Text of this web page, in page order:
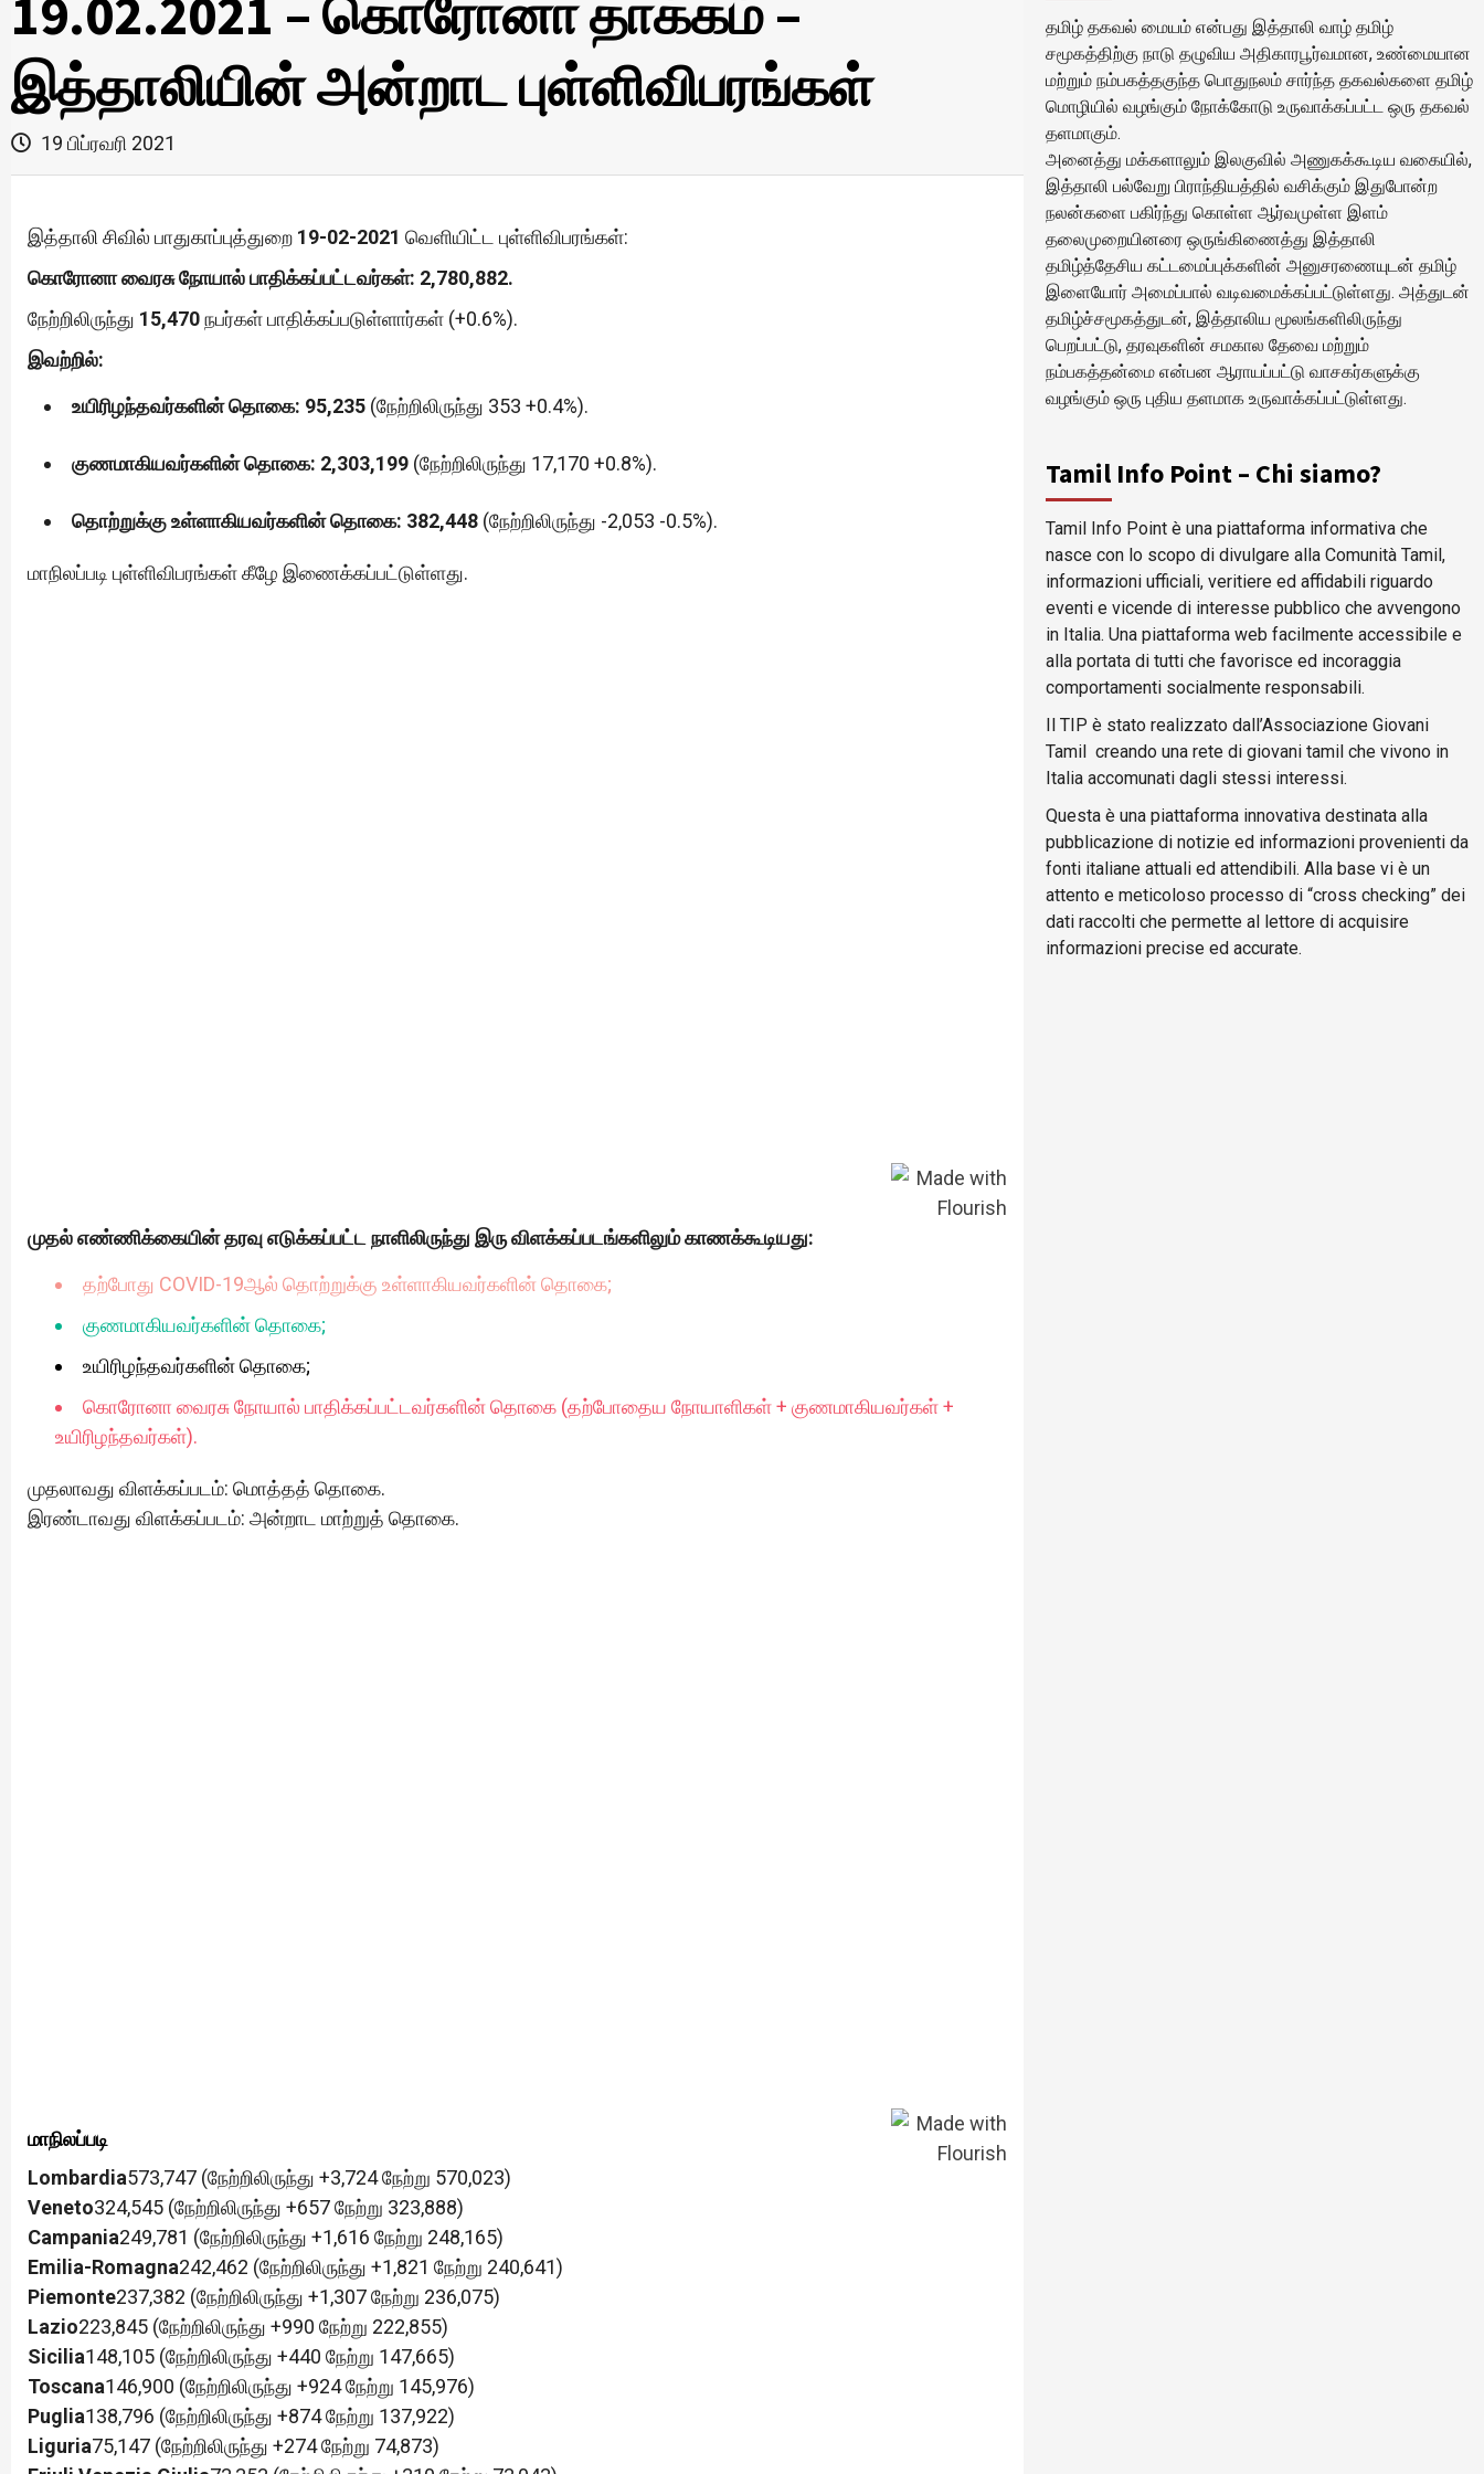
19.02.2021 – கொரோனா தாக்கம் –
இத்தாலியின் அன்றாட புள்ளிவிபரங்கள்
19 பிப்ரவரி 2021
இத்தாலி சிவில் பாதுகாப்புத்துறை 19-02-2021 வெளியிட்ட புள்ளிவிபரங்கள்:
கொரோனா வைரசு நோயால் பாதிக்கப்பட்டவர்கள்: 2,780,882.
நேற்றிலிருந்து 15,470நபர்கள் பாதிக்கப்படுள்ளார்கள் (+0.6%).
இவற்றில்:
உயிரிழந்தவர்களின் தொகை: 95,235 (நேற்றிலிருந்து 353 +0.4%).
குணமாகியவர்களின் தொகை: 2,303,199 (நேற்றிலிருந்து 17,170 +0.8%).
தொற்றுக்கு உள்ளாகியவர்களின் தொகை: 382,448 (நேற்றிலிருந்து -2,053 -0.5%).
மாநிலப்படி புள்ளிவிபரங்கள் கீழே இணைக்கப்பட்டுள்ளது.
முதல் எண்ணிக்கையின் தரவு எடுக்கப்பட்ட நாளிலிருந்து இரு விளக்கப்படங்களிலும் காணக்கூடியது:
தற்போது COVID-19ஆல் தொற்றுக்கு உள்ளாகியவர்களின் தொகை;
குணமாகியவர்களின் தொகை;
உயிரிழந்தவர்களின் தொகை;
கொரோனா வைரசு நோயால் பாதிக்கப்பட்டவர்களின் தொகை (தற்போதைய நோயாளிகள் + குணமாகியவர்கள் +
உயிரிழந்தவர்கள்).
முதலாவது விளக்கப்படம்: மொத்தத் தொகை.
இரண்டாவது விளக்கப்படம்: அன்றாட மாற்றுத் தொகை.
மாநிலப்படி
Lombardia573,747 (நேற்றிலிருந்து +3,724 நேற்று 570,023)
Veneto324,545 (நேற்றிலிருந்து +657 நேற்று 323,888)
Campania249,781 (நேற்றிலிருந்து +1,616 நேற்று 248,165)
Emilia-Romagna242,462 (நேற்றிலிருந்து +1,821 நேற்று 240,641)
Piemonte237,382 (நேற்றிலிருந்து +1,307 நேற்று 236,075)
Lazio223,845 (நேற்றிலிருந்து +990 நேற்று 222,855)
Sicilia148,105 (நேற்றிலிருந்து +440 நேற்று 147,665)
Toscana146,900 (நேற்றிலிருந்து +924 நேற்று 145,976)
Puglia138,796 (நேற்றிலிருந்து +874 நேற்று 137,922)
Liguria75,147 (நேற்றிலிருந்து +274 நேற்று 74,873)
தமிழ் தகவல் மையம் என்பது இத்தாலி வாழ் தமிழ்
சமூகத்திற்கு நாடு தழுவிய அதிகாரபூர்வமான, உண்மையான
மற்றும் நம்பகத்தகுந்த பொதுநலம் சார்ந்த தகவல்களை தமிழ்
மொழியில் வழங்கும் நோக்கோடு உருவாக்கப்பட்ட ஒரு தகவல்
தளமாகும்.
அனைத்து மக்களாலும் இலகுவில் அணுகக்கூடிய வகையில்,
இத்தாலி பல்வேறு பிராந்தியத்தில் வசிக்கும் இதுபோன்ற
நலன்களை பகிர்ந்து கொள்ள ஆர்வமுள்ள இளம்
தலைமுறையினரை ஒருங்கிணைத்து இத்தாலி
தமிழ்த்தேசிய கட்டமைப்புக்களின் அனுசரணையுடன் தமிழ்
இளையோர் அமைப்பால் வடிவமைக்கப்பட்டுள்ளது. அத்துடன்
தமிழ்ச்சமூகத்துடன், இத்தாலிய மூலங்களிலிருந்து
பெறப்பட்டு, தரவுகளின் சமகால தேவை மற்றும்
நம்பகத்தன்மை என்பன ஆராயப்பட்டு வாசகர்களுக்கு
வழங்கும் ஒரு புதிய தளமாக உருவாக்கப்பட்டுள்ளது.
Tamil Info Point – Chi siamo?
Tamil Info Point è una piattaforma informativa che
nasce con lo scopo di divulgare alla Comunità Tamil,
informazioni ufficiali, veritiere ed affidabili riguardo
eventi e vicende di interesse pubblico che avvengono
in Italia. Una piattaforma web facilmente accessibile e
alla portata di tutti che favorisce ed incoraggia
comportamenti socialmente responsabili.
Il TIP è stato realizzato dall’Associazione Giovani
Tamil creando una rete di giovani tamil che vivono in
Italia accomunati dagli stessi interessi.
Questa è una piattaforma innovativa destinata alla
pubblicazione di notizie ed informazioni provenienti da
fonti italiane attuali ed attendibili. Alla base vi è un
attento e meticoloso processo di “cross checking” dei
dati raccolti che permette al lettore di acquisire
informazioni precise ed accurate.